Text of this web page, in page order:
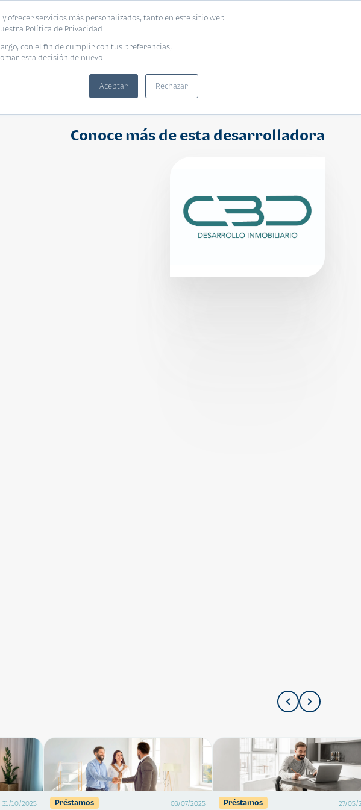
ofrecer servicios más personalizados, tanto en este sitio web
Política de Privacidad.
con el fin de cumplir con tus preferencias,
esta decisión de nuevo.
Aceptar Rechazar
Conoce más de esta desarrolladora
Blog Encuentra tu vivienda ideal
31/10/2025 Préstamos 03/07/2025 Préstamos 27/05/